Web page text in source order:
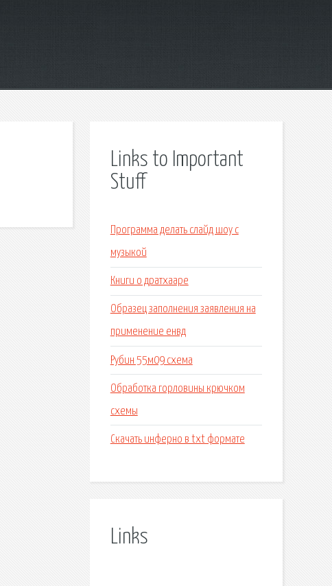
Links to Important
Stuff
Программа делать слайд шоу с
музыкой
Книги о дратхааре
Образец заполнения заявления на
применение енвд
Рубин 55м09 схема
Обработка горловины крючком
схемы
Скачать инферно в txt формате
Links